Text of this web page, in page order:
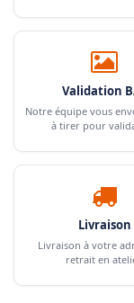
Validation
Notre équipe vous
à tirer pour
Livraison
Livraison à votre
retrait en